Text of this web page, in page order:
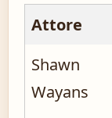
Attore
Shawn
Wayans